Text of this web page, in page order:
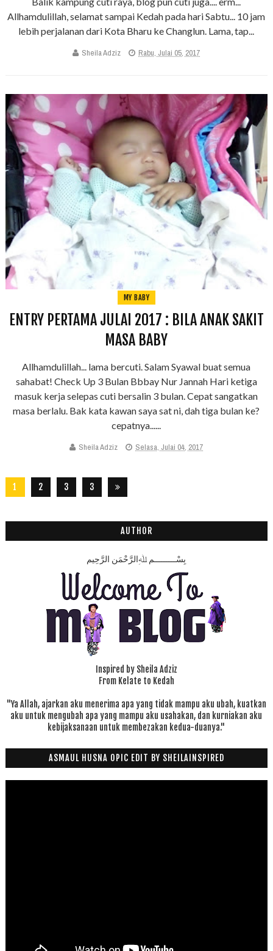
Allhamdulillah, selamat sampai Kedah pada hari Sabtu... 10 jam
lebih perjalanan dari Kota Bharu ke Changlun. Lama, tap...
Sheila Adziz Rabu, Julai 05, 2017
MY BABY
ENTRY PERTAMA JULAI 2017 : BILA ANAK SAKIT
MASA BABY
Allhamdulillah... lama bercuti. Salam Syawal buat semua
sahabat! Check Up 3 Bulan Bbbay Nur Jannah Hari ketiga
masuk kerja selepas cuti bersalin 3 bulan. Cepat sangatkan
masa berlalu. Bak kata kawan saya sat ni, dah tiga bulan ke?
cepatnya......
Sheila Adziz Selasa, Julai 04, 2017
1 2 3
3
AUTHOR
بِسْـــــــــمِ ﷲِالرَّحْمَنِ الرَّحِيم
Inspired by Sheila Adziz
From Kelate to Kedah
"Ya Allah, ajarkan aku menerima apa yang tidak mampu aku ubah, kuatkan
aku untuk mengubah apa yang mampu aku usahakan, dan kurniakan aku
kebijaksanaan untuk membezakan kedua-duanya."
ASMAUL HUSNA OPIC EDIT BY SHEILAINSPIRED